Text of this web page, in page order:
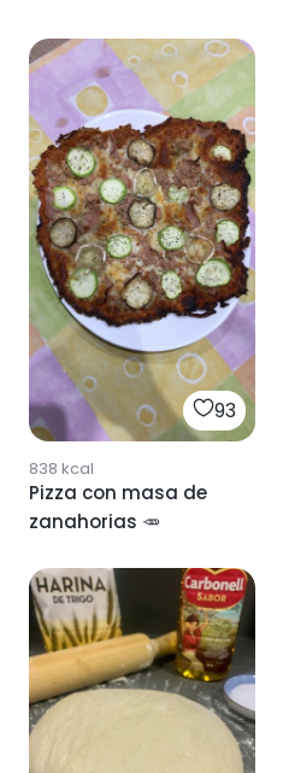
93
838 kcal
Pizza con masa de
zanahorias 🥕